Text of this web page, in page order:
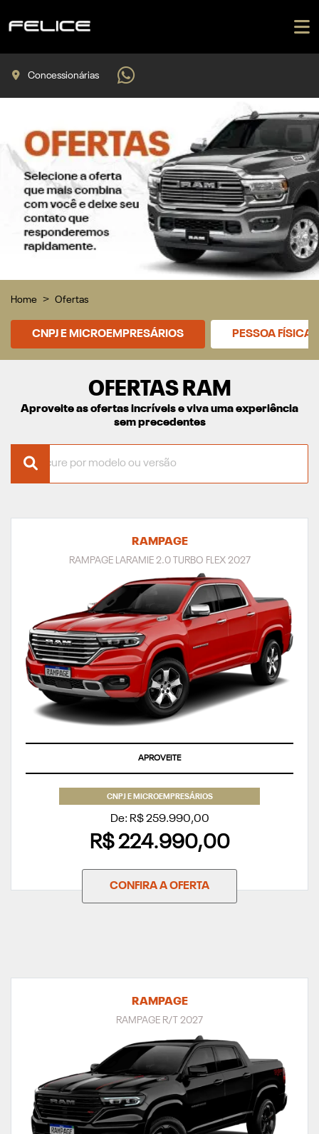
Concessionárias
Home Ofertas
CNPJ E MICROEMPRESÁRIOS PESSOA FÍSICA
OFERTAS RAM
Aproveite as ofertas incríveis e viva uma experiência
sem precedentes
RAMPAGE
RAMPAGE LARAMIE 2.0 TURBO FLEX 2027
SUPERVALORIZAÇÃO DO SEU SEMINOVO OU TAXA ZERO
CNPJ E MICROEMPRESÁRIOS
De: R$ 259.990,00
R$ 224.990,00
CONFIRA A OFERTA
RAMPAGE
RAMPAGE R/T 2027